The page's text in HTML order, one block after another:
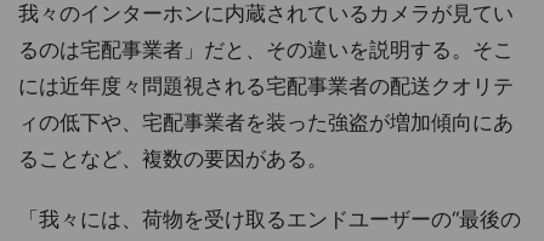
我々のインターホンに内蔵されているカメラが見てい
るのは宅配事業者」だと、その違いを説明する。そこ
には近年度々問題視される宅配事業者の配送クオリテ
ィの低下や、宅配事業者を装った強盗が増加傾向にあ
ることなど、複数の要因がある。
「我々には、荷物を受け取るエンドユーザーの“最後の